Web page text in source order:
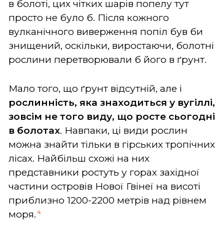
в болоті, цих чітких шарів попелу тут
просто не було б. Після кожного
вулканічного виверження попіл був би
знищений, оскільки, виростаючи, болотні
рослини перетворювали б його в ґрунт.
Мало того, що ґрунт відсутній, але і
рослинність, яка знаходиться у вугіллі,
зовсім не того виду, що росте сьогодні
в болотах. Навпаки, ці види рослин
можна знайти тільки в гірських тропічних
лісах. Найбільш схожі на них
представники ростуть у горах західної
частини островів Нової Гвінеї на висоті
приблизно 1200-2200 метрів над рівнем
моря. 4